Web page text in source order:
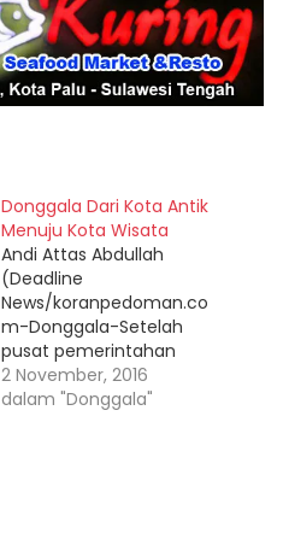
Donggala Dari Kota Antik
Menuju Kota Wisata
Andi Attas Abdullah
(Deadline
News/koranpedoman.co
m-Donggala-Setelah
pusat pemerintahan
dipindahkan dari wilayah
Palu ke Banawa kurang
2 November, 2016
dalam "Donggala"